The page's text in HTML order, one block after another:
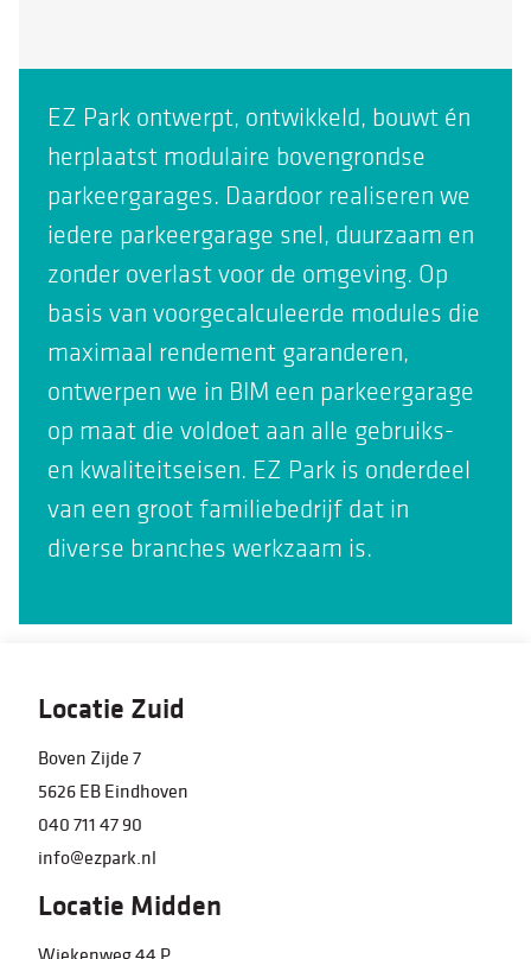
EZ Park ontwerpt, ontwikkeld, bouwt én
herplaatst modulaire bovengrondse
parkeergarages. Daardoor realiseren we
iedere parkeergarage snel, duurzaam en
zonder overlast voor de omgeving. Op
basis van voorgecalculeerde modules die
maximaal rendement garanderen,
ontwerpen we in BIM een parkeergarage
op maat die voldoet aan alle gebruiks-
en kwaliteitseisen. EZ Park is onderdeel
van een groot familiebedrijf dat in
diverse branches werkzaam is.
Locatie Zuid
Boven Zijde 7
5626 EB Eindhoven
040 711 47 90
info@ezpark.nl
Locatie Midden
Wiekenweg 44 P